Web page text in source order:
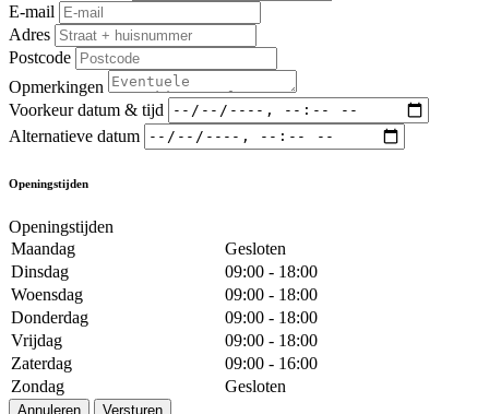
E-mail
Adres
Postcode
Opmerkingen
Voorkeur datum & tijd
Alternatieve datum
Openingstijden
Openingstijden
Maandag
Gesloten
Dinsdag
09:00 - 18:00
Woensdag
09:00 - 18:00
Donderdag
09:00 - 18:00
Vrijdag
09:00 - 18:00
Zaterdag
09:00 - 16:00
Zondag
Gesloten
Annuleren Versturen